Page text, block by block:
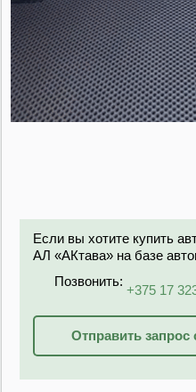
Если вы хотите купить
АЛ «АКтава» на базе
Позвонить:
+375 17
Отправить запрос